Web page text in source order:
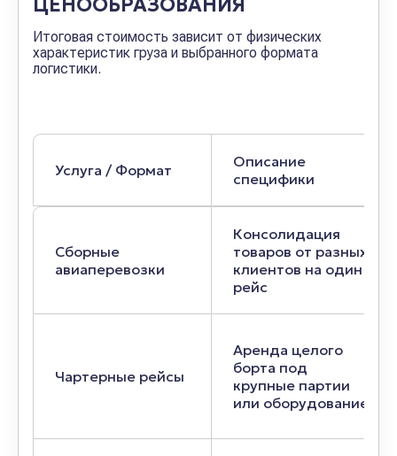
ЦЕНООБРАЗОВАНИЯ
Итоговая стоимость зависит от физических
характеристик груза и выбранного формата
логистики.
Услуга / Формат
Описание
специфики
Сборные
авиаперевозки
Консолидация
товаров от разных
клиентов на один
рейс
Чартерные рейсы
Аренда целого
борта под
крупные партии
или оборудование